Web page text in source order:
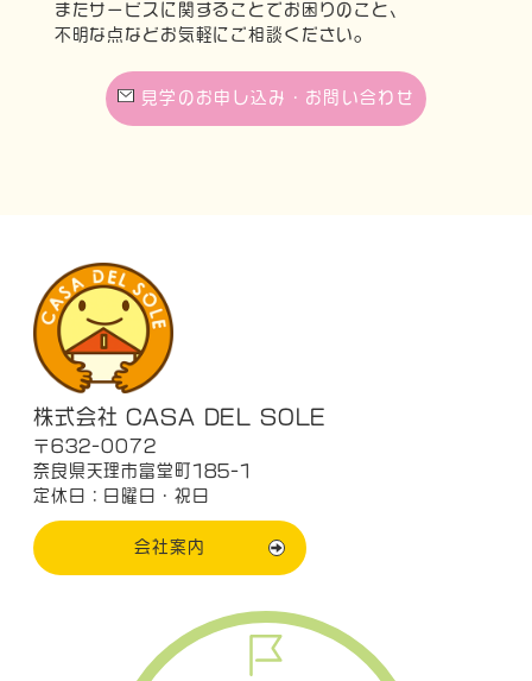
またサービスに関することでお困りのこと、
不明な点などお気軽にご相談ください。
見学のお申し込み・お問い合わせ
株式会社 CASA DEL SOLE
〒632-0072
奈良県天理市富堂町185-1
定休日：日曜日・祝日
会社案内